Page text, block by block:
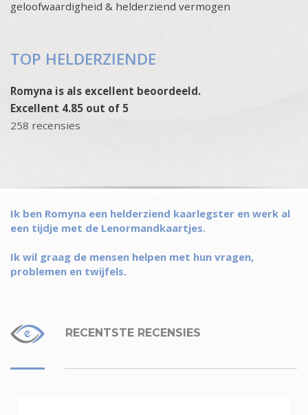
geloofwaardigheid & helderziend vermogen
TOP HELDERZIENDE
Romyna is als excellent beoordeeld.
Excellent 4.85 out of 5
258 recensies
Ik ben Romyna een helderziend kaarlegster en werk al
een tijdje met de Lenormandkaartjes.
Ik wil graag de mensen helpen met hun vragen,
problemen en twijfels.
RECENTSTE RECENSIES